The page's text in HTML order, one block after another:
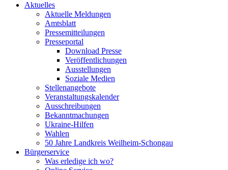
Aktuelles
Aktuelle Meldungen
Amtsblatt
Pressemitteilungen
Presseportal
Download Presse
Veröffentlichungen
Ausstellungen
Soziale Medien
Stellenangebote
Veranstaltungskalender
Ausschreibungen
Bekanntmachungen
Ukraine-Hilfen
Wahlen
50 Jahre Landkreis Weilheim-Schongau
Bürgerservice
Was erledige ich wo?